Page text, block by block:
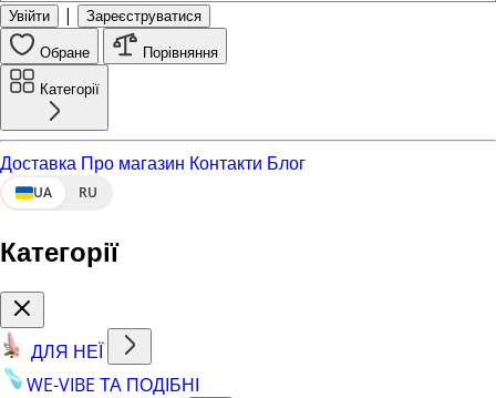
Увійти | Зареєструватися
Обране Порівняння
Категорії
Доставка Про магазин Контакти Блог
UA RU
Категорії
ДЛЯ НЕЇ
WE-VIBE ТА ПОДІБНІ